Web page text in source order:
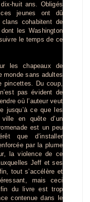
huit ans. Obligés
jeunes ont dû
clans cohabitent de
les Washington
le temps de ce
les chapeaux de
monde sans adultes
pincettes. Du coup,
pas évident de
où l’auteur veut
jusqu’à ce que les
en quête d’un
est un peu
que d’installer
par la plume
la violence de ce
Jeff et ses
tout s’accélère et
mais ceci
du livre est trop
contenue dans le